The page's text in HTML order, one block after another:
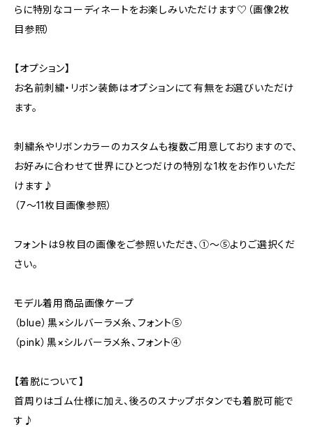
らに特別なコーディネートをお楽しみいただけます♡（画像2枚
目参照）
【オプション】
お名前刺繍・リボン装飾はオプションにて有無をお選びいただけ
ます。
刺繍糸やリボンカラーのカスタムも複数ご用意しておりますので、
お好みに合わせて世界にひとつだけの特別な1枚をお作りいただ
けます♪
（7〜11枚目画像参照）
フォントは9枚目の画像をご参照いただき、①〜⑤よりご選択くだ
さい。
モデル着用商品画像ケープ
（blue）黒×シルバーラメ糸、フォント⑤
（pink）黒×シルバーラメ糸、フォント④
【着脱について】
首周りはゴム仕様に加え、後ろのスナップボタンでも着脱可能で
す♪